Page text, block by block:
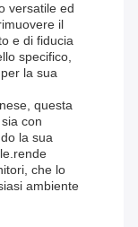
versatile ed
il
e di fiducia
specifico,
la sua
questa
con
la sua
che lo
ambiente